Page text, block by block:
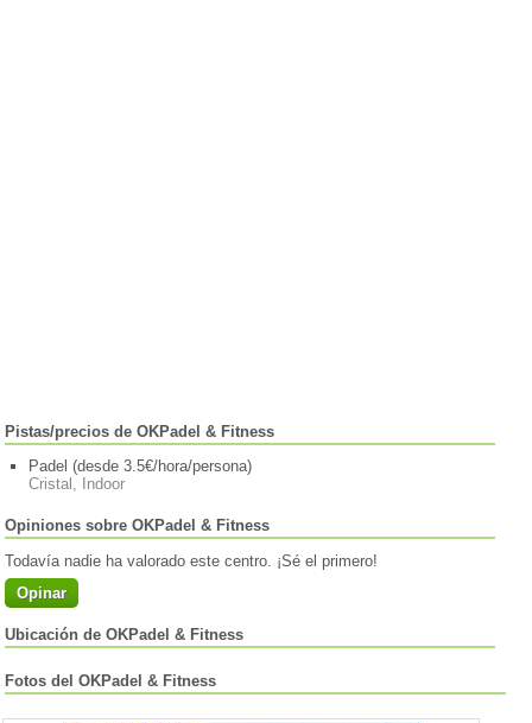
Pistas/precios de OKPadel & Fitness
Padel (desde 3.5€/hora/persona)
Cristal, Indoor
Opiniones sobre OKPadel & Fitness
Todavía nadie ha valorado este centro. ¡Sé el primero!
Opinar
Ubicación de OKPadel & Fitness
Fotos del OKPadel & Fitness